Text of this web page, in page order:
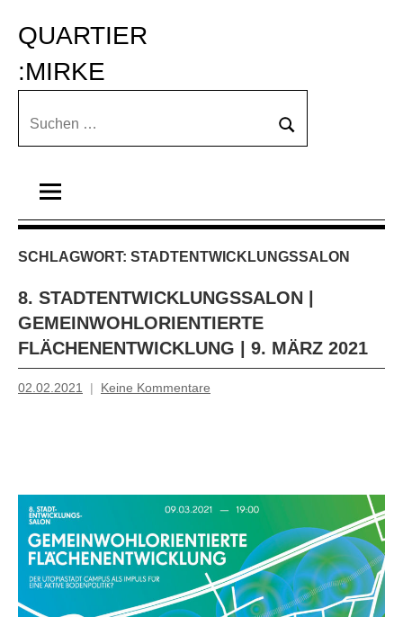
Inhalt
springen
QUARTIER
:MIRKE
Suchen
Suchen
SCHLAGWORT: STADTENTWICKLUNGSSALON
8. STADTENTWICKLUNGSSALON |
GEMEINWOHLORIENTIERTE
FLÄCHENENTWICKLUNG | 9. MÄRZ 2021
02.02.2021
Inge
Keine Kommentare